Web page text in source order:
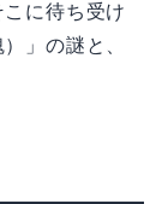
に待ち受け
」の謎と、